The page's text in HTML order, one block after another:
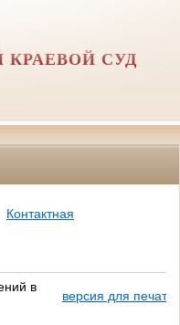
СУД
Контактная
в
версия для печати